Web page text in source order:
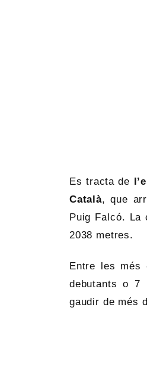
Es tracta de
Català , que
Puig Falcó. La
2038 metres.
Entre les més
debutants o 7
gaudir de més